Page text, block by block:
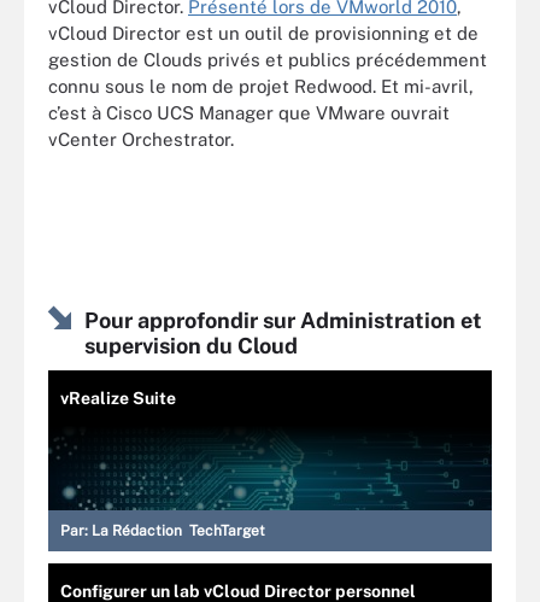
vCloud Director. Présenté lors de VMworld 2010,
vCloud Director est un outil de provisionning et de
gestion de Clouds privés et publics précédemment
connu sous le nom de projet Redwood. Et mi-avril,
c’est à Cisco UCS Manager que VMware ouvrait
vCenter Orchestrator.
Pour approfondir sur Administration et
supervision du Cloud
vRealize Suite
Par: La Rédaction TechTarget
Configurer un lab vCloud Director personnel